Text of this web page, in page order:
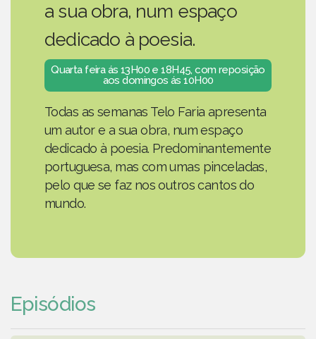
a sua obra, num espaço
dedicado à poesia.
Quarta feira ás 13H00 e 18H45, com reposição
aos domingos ás 10H00
Todas as semanas Telo Faria apresenta
um autor e a sua obra, num espaço
dedicado à poesia. Predominantemente
portuguesa, mas com umas pinceladas,
pelo que se faz nos outros cantos do
mundo.
Episódios